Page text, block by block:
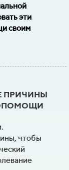
эти
своим
ПРИЧИНЫ
чтобы